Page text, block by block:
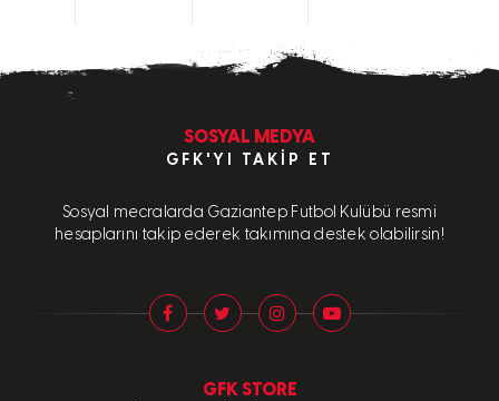
SOSYAL MEDYA
GFK'YI TAKIP ET
Sosyal mecralarda Gaziantep Futbol Kulübü resmi
hesaplarını takip ederek takımına destek olabilirsin!
GFK STORE